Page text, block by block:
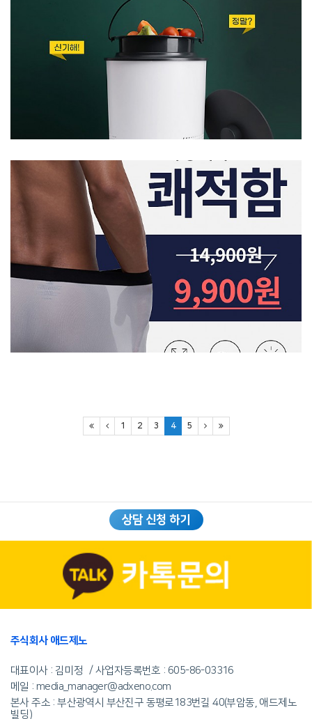
1 2 3 4 5
상담 신청 하기
주식회사 애드제노
대표이사 : 김미정 사업자등록번호 : 605-86-03316
메일 : media_manager@adxeno.com
본사 주소 : 부산광역시 부산진구 동평로183번길 40(부암동, 애드제노
빌딩)